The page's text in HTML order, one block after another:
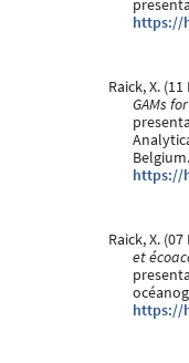
https://
Raick, X.
GAMs
Belgium.
https://
Raick, X.
et
https://